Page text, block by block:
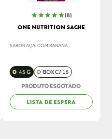
(8)
ONE NUTRITION SACHE
SABOR AÇAÍ COM BANANA
45 G BOX C/ 15
PRODUTO ESGOTADO
LISTA DE ESPERA